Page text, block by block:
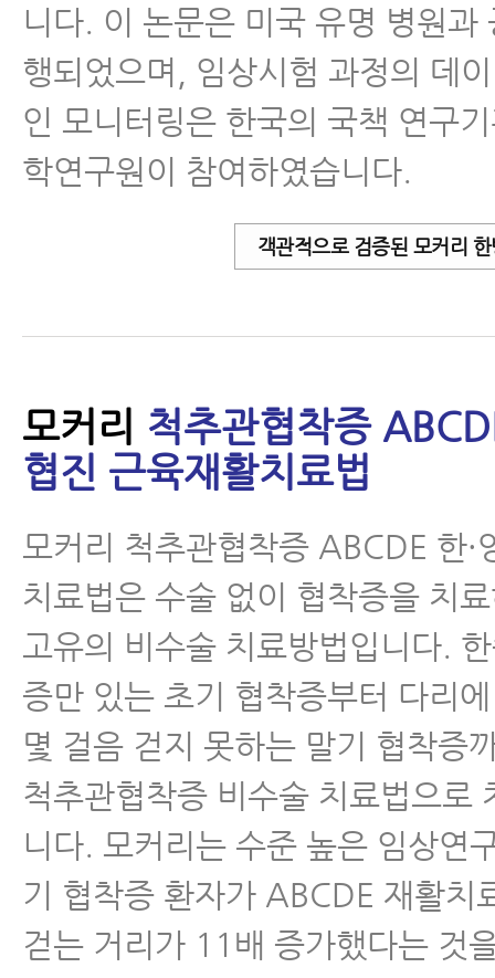
니다. 이 논문은 미국 유명 병원과
행되었으며, 임상시험 과정의 데
인 모니터링은 한국의 국책 연구
학연구원이 참여하였습니다.
객관적으로 검증된 모커리
모커리 척추관협착증
협진 근육재활치료법
모커리 척추관협착증 ABCDE 한·
치료법은 수술 없이 협착증을 치
고유의 비수술 치료방법입니다.
증만 있는 초기 협착증부터 다리
몇 걸음 걷지 못하는 말기 협착증
척추관협착증 비수술 치료법으로
니다. 모커리는 수준 높은 임상연
기 협착증 환자가 ABCDE 재활치
걷는 거리가 11배 증가했다는 것